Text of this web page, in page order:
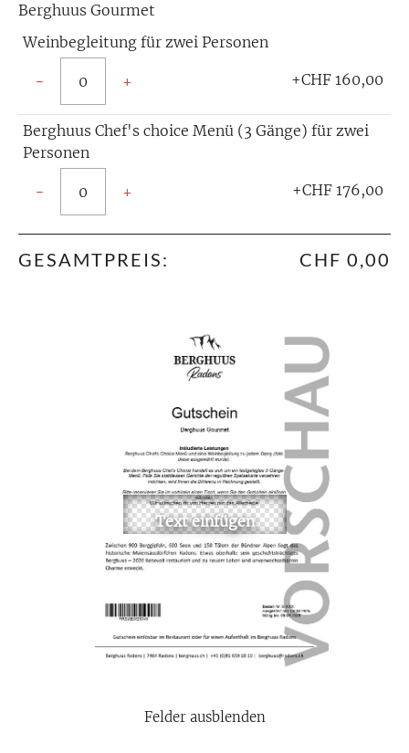
Felder ausblenden
Berghuus Gourmet
− +
Weinbegleitung für zwei Personen
+CHF 160,00
− +
Berghuus Chef's choice Menü (3 Gänge) für zwei
Personen
+CHF 176,00
GESAMTPREIS: CHF 0,00